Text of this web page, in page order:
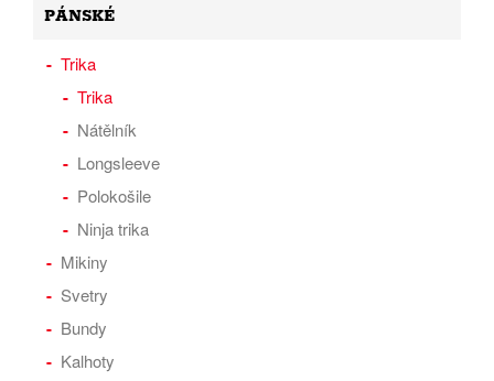
PÁNSKÉ
Trika
Trika
Nátělník
Longsleeve
Polokošile
Ninja trika
Mikiny
Svetry
Bundy
Kalhoty